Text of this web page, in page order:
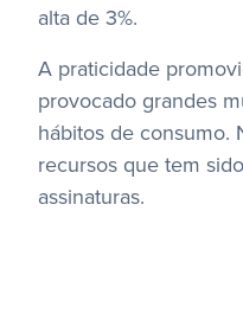
alta de 3%.
A praticidade
provocado grandes
hábitos de consumo.
recursos que tem
assinaturas.